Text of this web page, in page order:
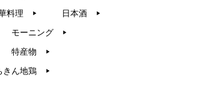
料理 ▶︎ 日本酒 ▶︎
モーニング ▶︎
特産物 ▶︎
きん地鶏 ▶︎